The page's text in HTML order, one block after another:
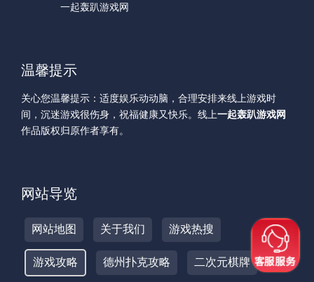
一起轰趴游戏网
温馨提示
关心您温馨提示：适度娱乐动动脑，合理安排来线上游戏时
间，沉迷游戏很伤身，祝福健康又快乐。线上一起轰趴游戏网
作品版权归原作者享有。
网站导览
网站地图 关于我们 游戏热搜
游戏攻略 德州扑克攻略 二次元棋牌